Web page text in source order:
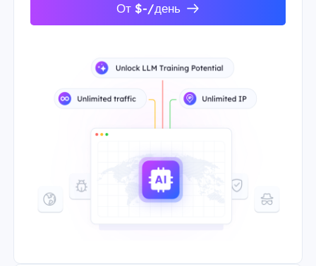
От $-/день